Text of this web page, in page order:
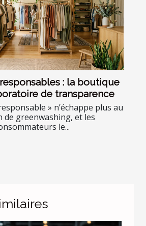
: la boutique
de transparence
» n’échappe plus au
de greenwashing, et les
le...